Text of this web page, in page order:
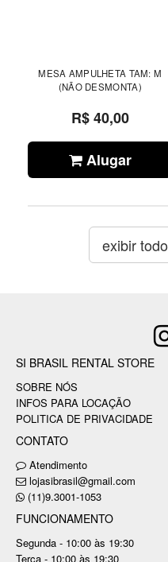
MESA AMPULHETA TAM: M
(NÃO DESMONTA)
R$ 40,00
Alugar
exibir
SI BRASIL RENTAL STORE
SOBRE NÓS
INFOS PARA LOCAÇÃO
POLITICA DE PRIVACIDADE
CONTATO
Atendimento
lojasibrasil@gmail.com
(11)9.3001-1053
FUNCIONAMENTO
Segunda - 10:00 às 19:30
Terça - 10:00 às 19:30